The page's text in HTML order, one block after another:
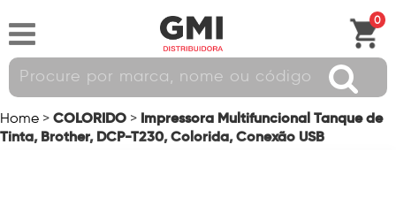
0
Home > COLORIDO > Impressora Multifuncional Tanque de
Tinta, Brother, DCP-T230, Colorida, Conexão USB